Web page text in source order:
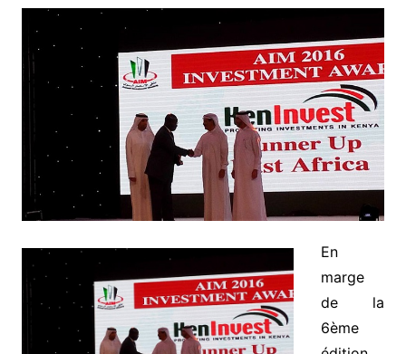
En
marge
de la
6ème